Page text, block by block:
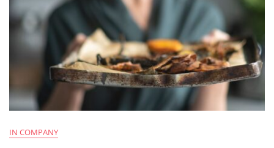
IN COMPANY